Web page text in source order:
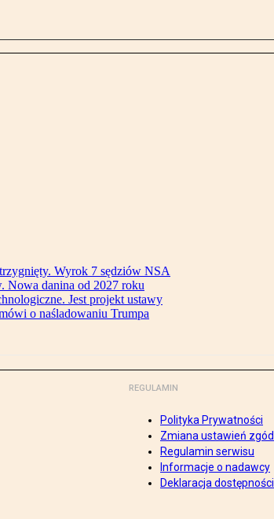
Wyrok 7 sędziów NSA
Nowa danina od 2027 roku
Jest projekt ustawy
o naśladowaniu Trumpa
REGULAMIN
Polityka Prywatności
Zmiana ustawień zgód
Regulamin serwisu
Informacje o nadawcy
Deklaracja dostępności